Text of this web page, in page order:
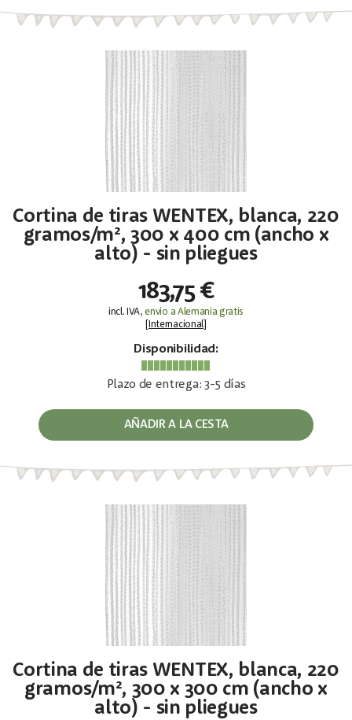
Cortina de tiras WENTEX, blanca, 220
gramos/m², 300 x 400 cm (ancho x
alto) - sin pliegues
183,75 €
incl. IVA,envío a Alemania gratis
Internacional]
Disponibilidad:
Plazo de entrega: 3-5 días
AÑADIR A LA CESTA
Cortina de tiras WENTEX, blanca, 220
gramos/m², 300 x 300 cm (ancho x
alto) - sin pliegues